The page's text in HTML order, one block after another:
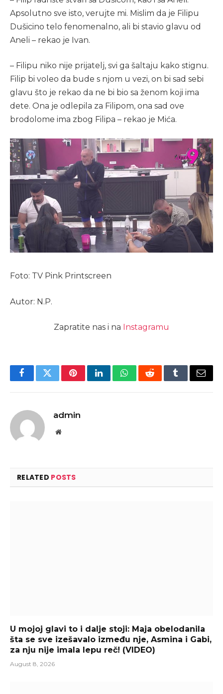
Apsolutno sve isto, verujte mi. Mislim da je Filipu
Dušicino telo fenomenalno, ali bi stavio glavu od
Aneli – rekao je Ivan.
– Filipu niko nije prijatelj, svi ga šaltaju kako stignu.
Filip bi voleo da bude s njom u vezi, on bi sad sebi
glavu što je rekao da ne bi bio sa ženom koji ima
dete. Ona je odlepila za Filipom, ona sad ove
brodolome ima zbog Filipa – rekao je Mića.
Foto: TV Pink Printscreen
Autor: N.P.
Zapratite nas i na Instagramu
FacebookTwitterPinterestLinkedInWhatsAppRedditTumblrEmail
admin
Website
RELATED POSTS
U mojoj glavi to i dalje stoji: Maja obelodanila
šta se sve izešavalo između nje, Asmina i Gabi,
za nju nije imala lepu reč! (VIDEO)
August 8, 2026